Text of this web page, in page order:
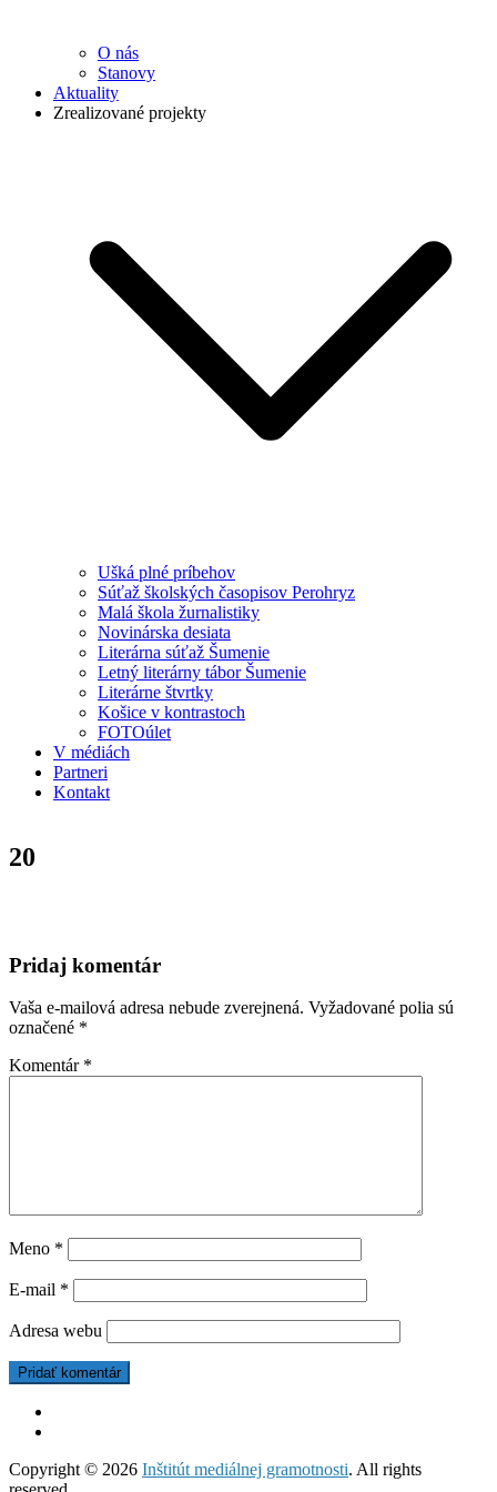
O nás
Stanovy
Aktuality
Zrealizované projekty
Ušká plné príbehov
Súťaž školských časopisov Perohryz
Malá škola žurnalistiky
Novinárska desiata
Literárna súťaž Šumenie
Letný literárny tábor Šumenie
Literárne štvrtky
Košice v kontrastoch
FOTOúlet
V médiách
Partneri
Kontakt
20
Pridaj komentár
Vaša e-mailová adresa nebude zverejnená. Vyžadované polia sú
označené *
Komentár *
Meno *
E-mail *
Adresa webu
Copyright © 2026 Inštitút mediálnej gramotnosti. All rights